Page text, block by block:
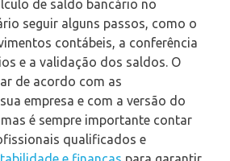
de saldo bancário no
seguir alguns passos, como o
contábeis, a conferência
e a validação dos saldos. O
de acordo com as
empresa e com a versão do
é sempre importante contar
qualificados e